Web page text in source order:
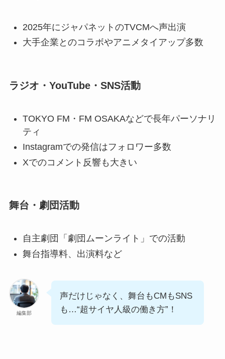
2025年にジャパネットのTVCMへ声出演
大手企業とのコラボやアニメタイアップ多数
ラジオ・YouTube・SNS活動
TOKYO FM・FM OSAKAなどで長年パーソナリ
ティ
Instagramでの発信はフォロワー多数
Xでのコメント反響も大きい
舞台・劇団活動
自主劇団「劇団ムーンライト」での活動
舞台指導料、出演料など
編集部
声だけじゃなく、舞台もCMもSNS
も…“超サイヤ人級の働き方”！